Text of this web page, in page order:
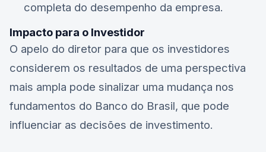
completa do desempenho da empresa.
Impacto para o Investidor
O apelo do diretor para que os investidores
considerem os resultados de uma perspectiva
mais ampla pode sinalizar uma mudança nos
fundamentos do Banco do Brasil, que pode
influenciar as decisões de investimento.